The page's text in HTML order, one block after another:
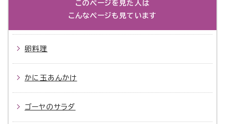
このページを見た人は
こんなページも見ています
卵料理
かに玉あんかけ
ゴーヤのサラダ